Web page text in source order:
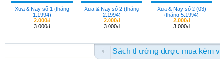
Xưa & Nay số 1 (tháng
1.1994)
2.000đ
3.000đ
Xưa & Nay số 2 (tháng
2.1994)
2.000đ
3.000đ
Xưa & Nay số 2 (03)
(tháng 5.1994)
2.000đ
3.000đ
Sách thường được mua kèm